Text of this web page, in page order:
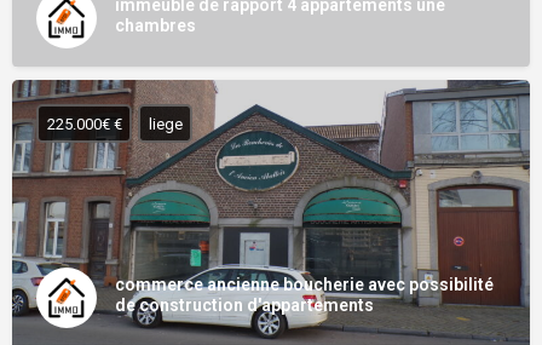
immeuble de rapport 4 appartements une
chambres
commerce ancienne boucherie avec possibilité
de construction d'appartements
225.000€ € liege